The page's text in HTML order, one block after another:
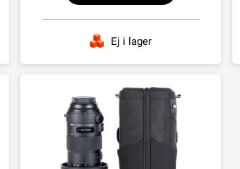
Ej i lager